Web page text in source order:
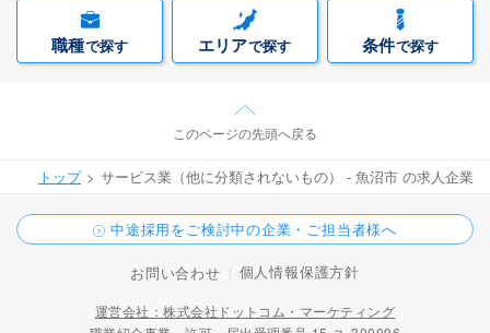
職種で探す エリアで探す 条件で探す
このページの先頭へ戻る
トップ サービス業（他に分類されないもの） - 魚沼市 の求人企業
中途採用をご検討中の企業・ご担当者様へ
お問い合わせ 個人情報保護方針
運営会社：株式会社ドットコム・マーケティング